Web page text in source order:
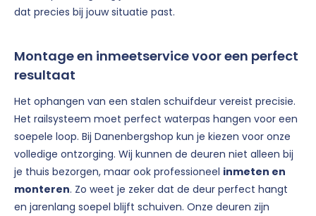
dat precies bij jouw situatie past.
Montage en inmeetservice voor een perfect
resultaat
Het ophangen van een stalen schuifdeur vereist precisie.
Het railsysteem moet perfect waterpas hangen voor een
soepele loop. Bij Danenbergshop kun je kiezen voor onze
volledige ontzorging. Wij kunnen de deuren niet alleen bij
je thuis bezorgen, maar ook professioneel inmeten en
monteren. Zo weet je zeker dat de deur perfect hangt
en jarenlang soepel blijft schuiven. Onze deuren zijn